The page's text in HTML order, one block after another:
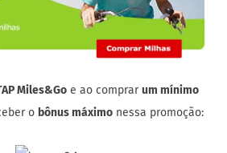
Miles&Go e ao comprarum mínimo
o bônus máximo nessa promoção: